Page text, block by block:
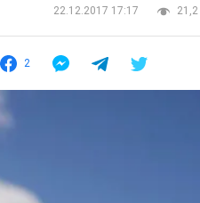
22.12.2017 17:17
21,2
2